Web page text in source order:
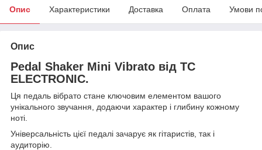
Опис Характеристики Доставка Оплата Умови
Опис
Pedal Shaker Mini Vibrato від TC
ELECTRONIC.
Ця педаль вібрато стане ключовим елементом вашого
унікального звучання, додаючи характер і глибину кожному
ноті.
Універсальність цієї педалі зачарує як гітаристів, так і
аудиторію.